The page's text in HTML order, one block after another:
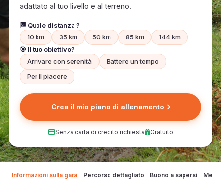
adattato al tuo livello e al terreno.
🏁 Quale distanza ?
10 km
35 km 50 km 85 km
144 km
🎯 Il tuo obiettivo?
Arrivare con serenità
Battere un tempo
Per il piacere
Crea il mio piano di allenamento
Senza carta di credito richiesta Gratuito
Informazioni sulla gara Percorso dettagliato Buono a sapersi